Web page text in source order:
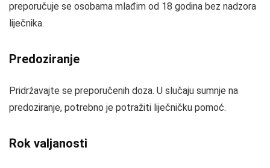
preporučuje se osobama mlađim od 18 godina bez nadzora
liječnika.
Predoziranje
Pridržavajte se preporučenih doza. U slučaju sumnje na
predoziranje, potrebno je potražiti liječničku pomoć.
Rok valjanosti